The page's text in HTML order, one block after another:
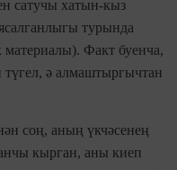
сатучы хатын-кыз
турында
материалы). Факт буенча,
түгел, ә алмаштыргычтан
соң, аның үкчәсенең
кырган, аны киеп